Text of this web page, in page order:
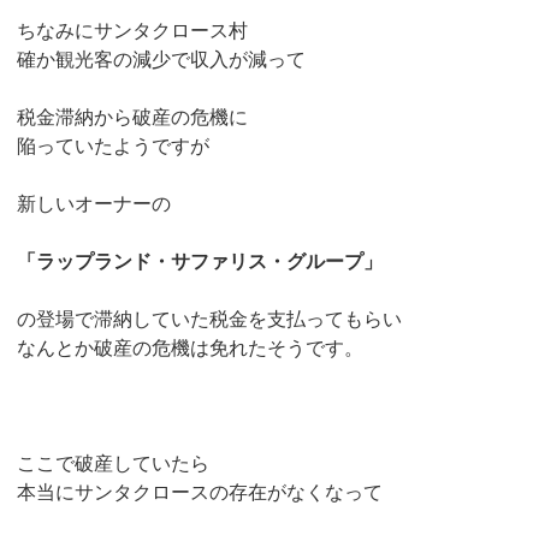
ちなみにサンタクロース村
確か観光客の減少で収入が減って
税金滞納から破産の危機に
陥っていたようですが
新しいオーナーの
「ラップランド・サファリス・グループ」
の登場で滞納していた税金を支払ってもらい
なんとか破産の危機は免れたそうです。
ここで破産していたら
本当にサンタクロースの存在がなくなって